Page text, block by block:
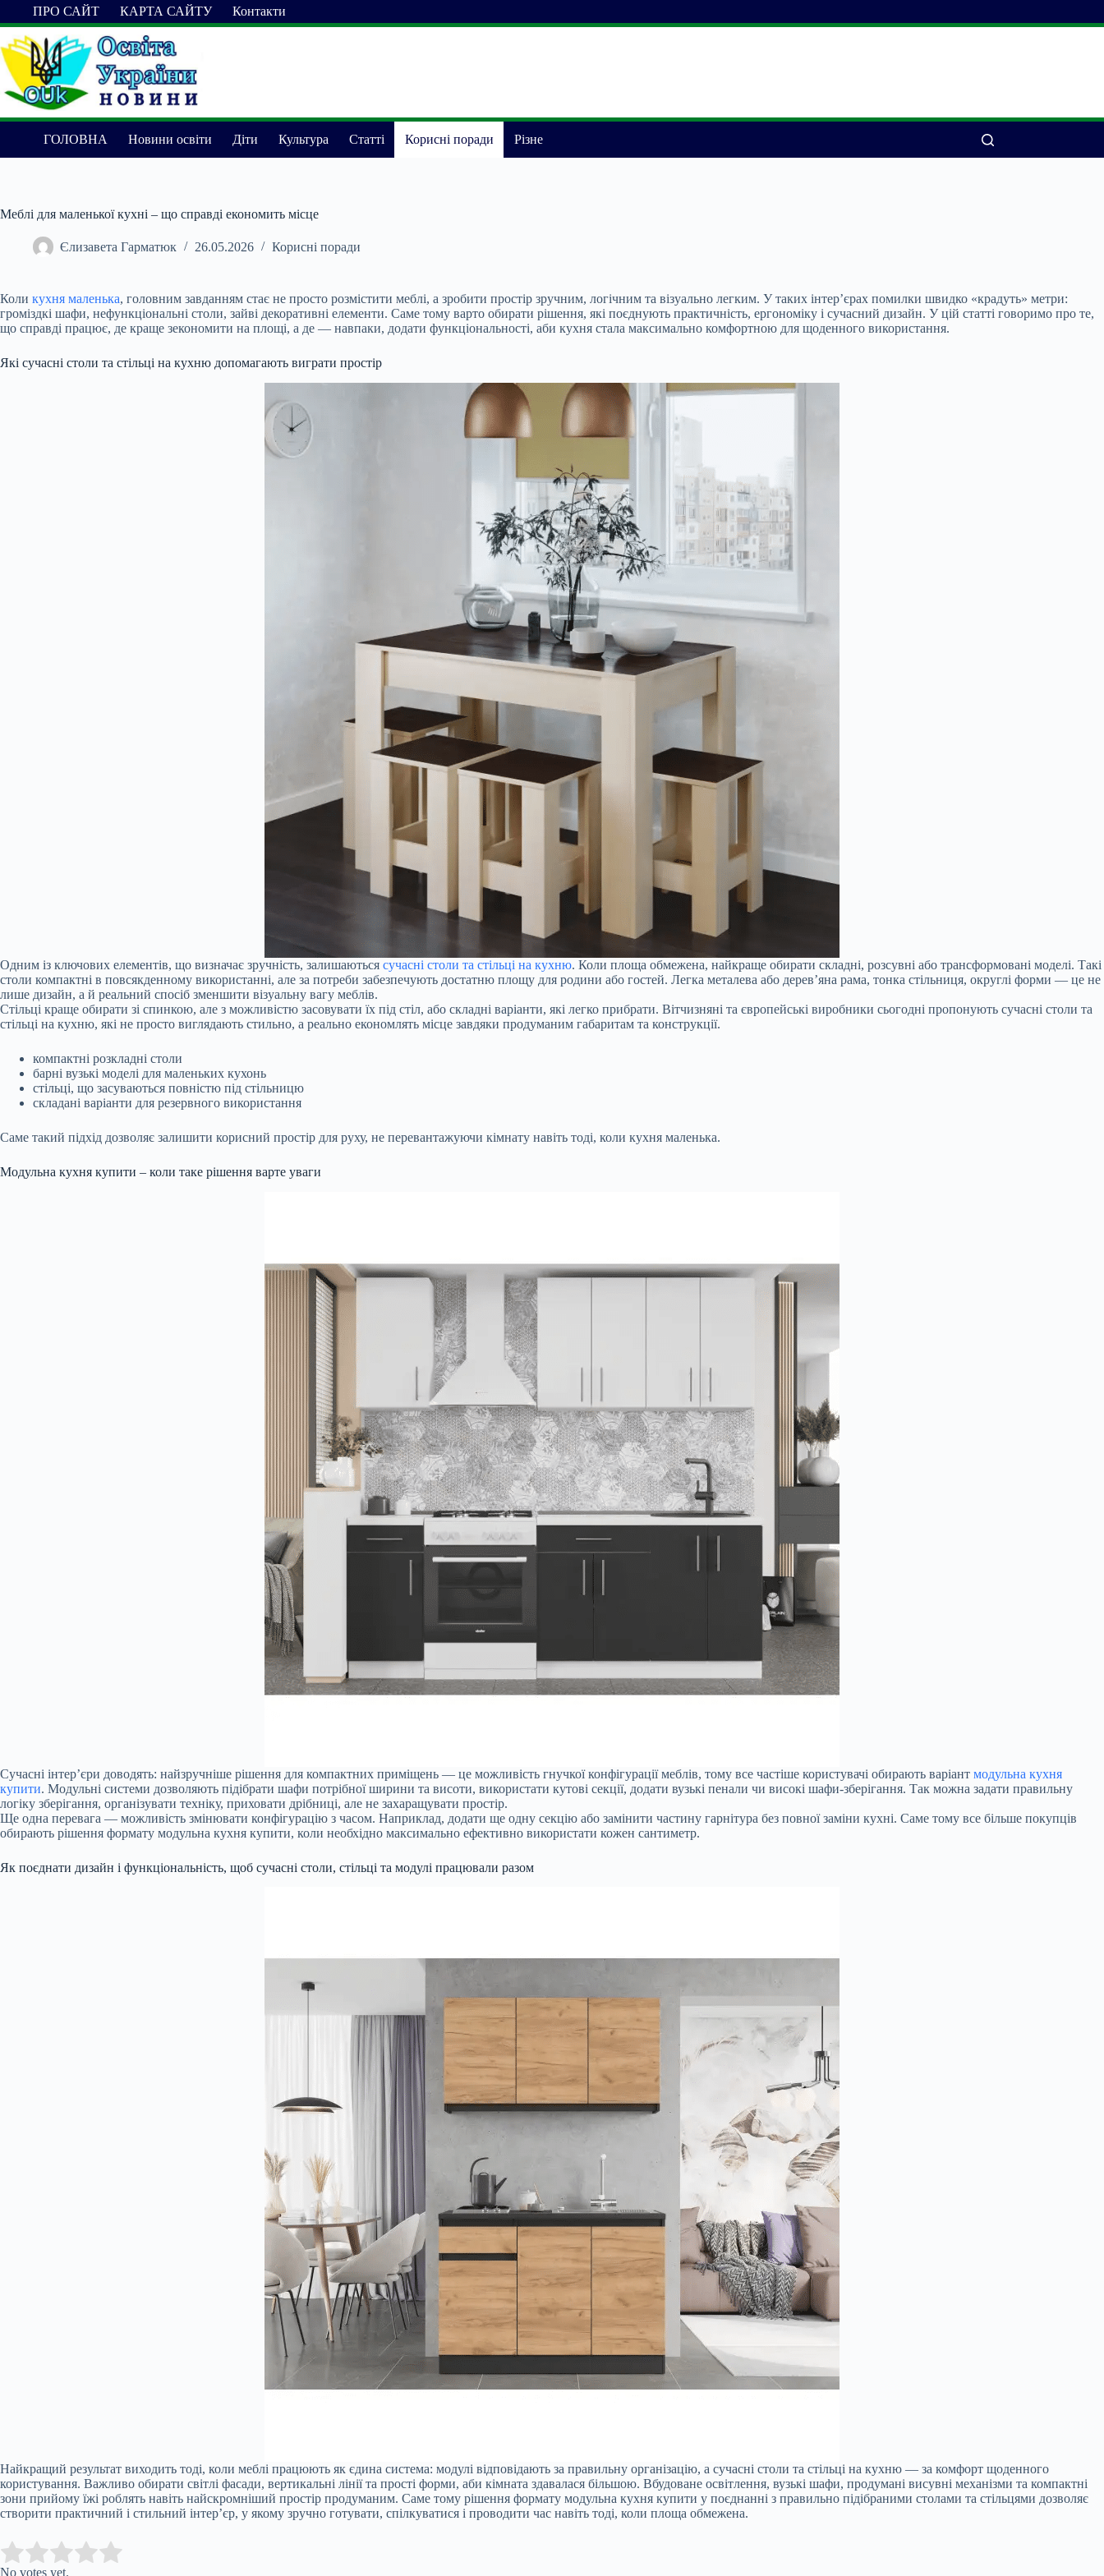
Перейти
до
вмісту
ПРО САЙТ КАРТА САЙТУ Контакти
ГОЛОВНА Новини освіти Діти Культура Статті Корисні поради Різне
Меблі для маленької кухні – що справді економить місце
Єлизавета Гарматюк 26.05.2026 Корисні поради
Коли кухня маленька, головним завданням стає не просто розмістити меблі, а зробити простір зручним, логічним та візуально легким. У таких інтер’єрах помилки швидко «крадуть» метри:
громіздкі шафи, нефункціональні столи, зайві декоративні елементи. Саме тому варто обирати рішення, які поєднують практичність, ергономіку і сучасний дизайн. У цій статті говоримо про те,
що справді працює, де краще зекономити на площі, а де — навпаки, додати функціональності, аби кухня стала максимально комфортною для щоденного використання.
Які сучасні столи та стільці на кухню допомагають виграти простір
Одним із ключових елементів, що визначає зручність, залишаються сучасні столи та стільці на кухню. Коли площа обмежена, найкраще обирати складні, розсувні або трансформовані моделі. Такі
столи компактні в повсякденному використанні, але за потреби забезпечують достатню площу для родини або гостей. Легка металева або дерев’яна рама, тонка стільниця, округлі форми — це не
лише дизайн, а й реальний спосіб зменшити візуальну вагу меблів.
Стільці краще обирати зі спинкою, але з можливістю засовувати їх під стіл, або складні варіанти, які легко прибрати. Вітчизняні та європейські виробники сьогодні пропонують сучасні столи та
стільці на кухню, які не просто виглядають стильно, а реально економлять місце завдяки продуманим габаритам та конструкції.
компактні розкладні столи
барні вузькі моделі для маленьких кухонь
стільці, що засуваються повністю під стільницю
складані варіанти для резервного використання
Саме такий підхід дозволяє залишити корисний простір для руху, не перевантажуючи кімнату навіть тоді, коли кухня маленька.
Модульна кухня купити – коли таке рішення варте уваги
Сучасні інтер’єри доводять: найзручніше рішення для компактних приміщень — це можливість гнучкої конфігурації меблів, тому все частіше користувачі обирають варіант модульна кухня
купити. Модульні системи дозволяють підібрати шафи потрібної ширини та висоти, використати кутові секції, додати вузькі пенали чи високі шафи-зберігання. Так можна задати правильну
логіку зберігання, організувати техніку, приховати дрібниці, але не захаращувати простір.
Ще одна перевага — можливість змінювати конфігурацію з часом. Наприклад, додати ще одну секцію або замінити частину гарнітура без повної заміни кухні. Саме тому все більше покупців
обирають рішення формату модульна кухня купити, коли необхідно максимально ефективно використати кожен сантиметр.
Як поєднати дизайн і функціональність, щоб сучасні столи, стільці та модулі працювали разом
Найкращий результат виходить тоді, коли меблі працюють як єдина система: модулі відповідають за правильну організацію, а сучасні столи та стільці на кухню — за комфорт щоденного
користування. Важливо обирати світлі фасади, вертикальні лінії та прості форми, аби кімната здавалася більшою. Вбудоване освітлення, вузькі шафи, продумані висувні механізми та компактні
зони прийому їжі роблять навіть найскромніший простір продуманим. Саме тому рішення формату модульна кухня купити у поєднанні з правильно підібраними столами та стільцями дозволяє
створити практичний і стильний інтер’єр, у якому зручно готувати, спілкуватися і проводити час навіть тоді, коли площа обмежена.
Rate this item:
No votes yet.